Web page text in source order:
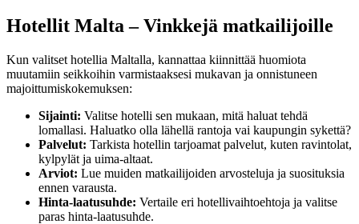
Hotellit Malta – Vinkkejä matkailijoille
Kun valitset hotellia Maltalla, kannattaa kiinnittää huomiota
muutamiin seikkoihin varmistaaksesi mukavan ja onnistuneen
majoittumiskokemuksen:
Sijainti: Valitse hotelli sen mukaan, mitä haluat tehdä
lomallasi. Haluatko olla lähellä rantoja vai kaupungin sykettä?
Palvelut: Tarkista hotellin tarjoamat palvelut, kuten ravintolat,
kylpylät ja uima-altaat.
Arviot: Lue muiden matkailijoiden arvosteluja ja suosituksia
ennen varausta.
Hinta-laatusuhde: Vertaile eri hotellivaihtoehtoja ja valitse
paras hinta-laatusuhde.